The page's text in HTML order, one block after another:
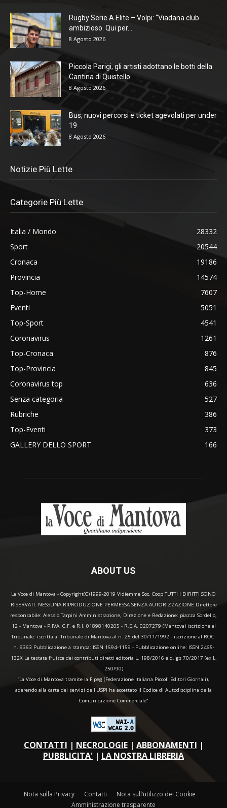
Rugby Serie A Elite – Volpi: “Viadana club
ambizioso. Qui per...
8 Agosto 2026
Piccola Parigi, gli artisti adottano le botti della
Cantina di Quistello
8 Agosto 2026
Bus, nuovi percorsi e ticket agevolati per under
19
8 Agosto 2026
Notizie Più Lette
Categorie Più Lette
Italia / Mondo
28332
Sport
20544
Cronaca
19186
Provincia
14574
Top-Home
7607
Eventi
5051
Top-Sport
4541
Coronavirus
1261
Top-Cronaca
876
Top-Provincia
845
Coronavirus top
636
Senza categoria
527
Rubriche
386
Top-Eventi
373
GALLERY DELLO SPORT
166
ABOUT US
La Voce di Mantova - Copyright(C)1999-2019 Vidiemme Soc. Coop TUTTI I DIRITTI SONO
RISERVATI. NESSUNA RIPRODUZIONE PERMESSA SENZA AUTORIZZAZIONE Direttore
responsabile: Alessio Tarpini Amministrazione, Direzione e Redazione: piazza Sordello,
12 - Mantova - P.IVA, C.F. e R.I. 01898140205 - R.E.A. 0207279 (Mantova) iscrizione al
Tribunale: iscritta al Tribunale di Mantova al n. 25 del 30/11/1992 - iscrizione al ROC:
n. 9363 Pubblicazione a stampa: ISSN 1594-1159 - Pubblicazione online: ISSN 2465-
132X La testata fruisce dei contributi diretti editoria L. 198/2016 e d.lgs 70/2017 (ex L.
250/90)
“La Voce di Mantova tramite la Fipeg (Federazione Italiana Piccoli Editori Giornali),
aderendo alla carta dei servizi dell'USPI ha accettato il Codice di Autodisciplina della
Comunicazione Commerciale"
CONTATTI | NECROLOGIE| ABBONAMENTI |
PUBBLICITA' | LA NOSTRA LIBRERIA
Nota sulla Privacy Contatti
Nota sull’utilizzo dei Cookie
Amministrazione trasparente